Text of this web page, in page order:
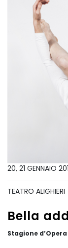
20, 21 GENNAIO
TEATRO ALIGHIERI
Bella
Stagione d’Opera